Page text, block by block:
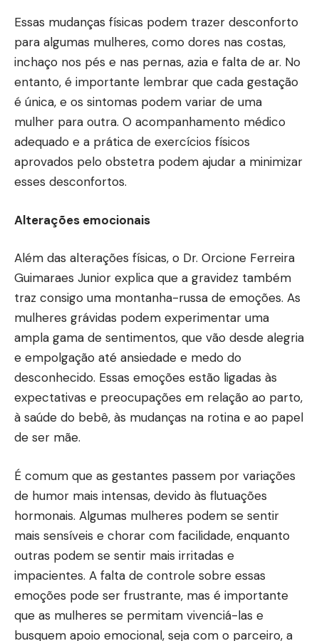
Essas mudanças físicas podem trazer desconforto
para algumas mulheres, como dores nas costas,
inchaço nos pés e nas pernas, azia e falta de ar. No
entanto, é importante lembrar que cada gestação
é única, e os sintomas podem variar de uma
mulher para outra. O acompanhamento médico
adequado e a prática de exercícios físicos
aprovados pelo obstetra podem ajudar a minimizar
esses desconfortos.
Alterações emocionais
Além das alterações físicas, o Dr. Orcione Ferreira
Guimaraes Junior explica que a gravidez também
traz consigo uma montanha-russa de emoções. As
mulheres grávidas podem experimentar uma
ampla gama de sentimentos, que vão desde alegria
e empolgação até ansiedade e medo do
desconhecido. Essas emoções estão ligadas às
expectativas e preocupações em relação ao parto,
à saúde do bebê, às mudanças na rotina e ao papel
de ser mãe.
É comum que as gestantes passem por variações
de humor mais intensas, devido às flutuações
hormonais. Algumas mulheres podem se sentir
mais sensíveis e chorar com facilidade, enquanto
outras podem se sentir mais irritadas e
impacientes. A falta de controle sobre essas
emoções pode ser frustrante, mas é importante
que as mulheres se permitam vivenciá-las e
busquem apoio emocional, seja com o parceiro, a